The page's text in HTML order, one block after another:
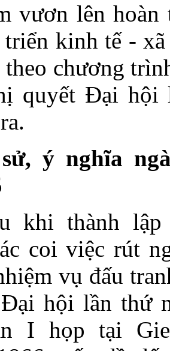
vươn lên hoàn
triển kinh tế -
chương
quyết Đại hội
ý nghĩa
khi thành
coi việc rút
vụ đấu
hội lần thứ
I họp tại